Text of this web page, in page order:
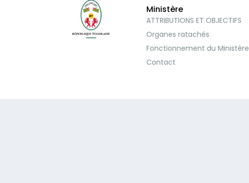
Ministère
ATTRIBUTIONS ET OBJECTIFS
Organes ratachés
Fonctionnement du Ministère
Contact